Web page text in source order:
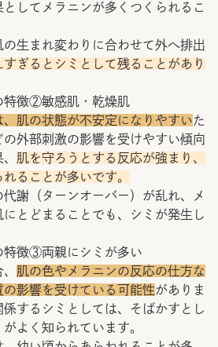
してメラニンが多くつくられるこ
の生まれ変わりに合わせて外へ排出
すぎるとシミとして残ることがあり
特徴②敏感肌・乾燥肌
肌の状態が不安定になりやすいた
外部刺激の影響を受けやすい傾向
肌を守ろうとする反応が強まり、
ることが多いです。
謝（ターンオーバー）が乱れ、メ
とどまることでも、シミが発生し
特徴③両親にシミが多い
肌の色やメラニンの反応の仕方な
の影響を受けている可能性がありま
するシミとしては、そばかすとし
よく知られています。